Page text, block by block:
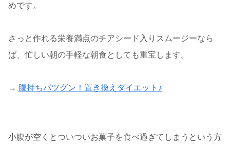
めです。
さっと作れる栄養満点のチアシード入りスムージーなら
ば、忙しい朝の手軽な朝食としても重宝します。
→ 腹持ちバツグン！置き換えダイエット♪
小腹が空くとついついお菓子を食べ過ぎてしまうという方